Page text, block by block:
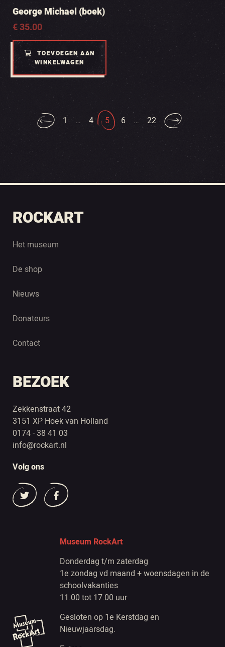
George Michael (boek)
€35.00
TOEVOEGEN AAN
WINKELWAGEN
1 … 4 5 6 … 22
ROCKART
Het museum
De shop
Nieuws
Donateurs
Contact
BEZOEK
Zekkenstraat 42
3151 XP Hoek van Holland
0174 - 38 41 03
info@rockart.nl
Volg ons
Museum RockArt
Donderdag t/m zaterdag
1e zondag vd maand + woensdagen in de
schoolvakanties
11.00 tot 17.00 uur
Gesloten op 1e Kerstdag en
Nieuwjaarsdag.